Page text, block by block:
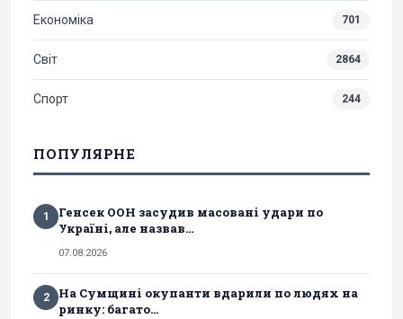
Економіка 701
Світ 2864
Спорт 244
ПОПУЛЯРНЕ
1
Генсек ООН засудив масовані удари по
Україні, але назвав...
07.08.2026
2
На Сумщині окупанти вдарили по людях на
ринку: багато...